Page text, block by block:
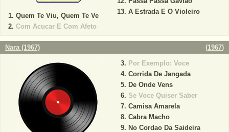
Quem Te Viu, Quem Te Ve
Com Acucar E Com Afeto
A Estrada E O Violeiro
Nara (1967) (1967)
Por Exemplo: Voce
Corrida De Jangada
De Onde Vens
Se Voce Quiser Saber
Camisa Amarela
Cabra Macho
No Cordao Da Saideira